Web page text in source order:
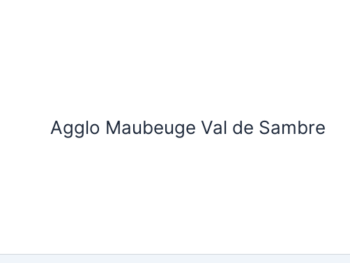
Agglo Maubeuge Val de Sambre